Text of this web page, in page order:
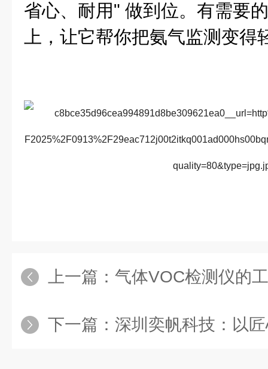
省心、耐用" 做到位。有需要
上，让它帮你把氨气监测变得
上一篇： 气体VOC检测仪的工作原理主要
下一篇： 深圳奕帆科技：以匠心氨气检测仪